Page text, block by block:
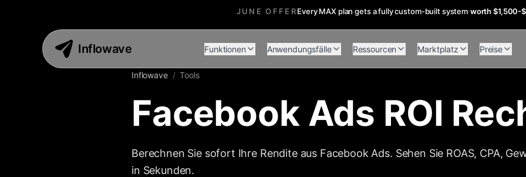
JUNE OFFEREvery MAX plan gets a fully custom-built system·worth $1,500-
Inflowave Funktionen Anwendungsfälle Ressourcen Marktplatz Preise
Inflowave / Tools
Facebook Ads ROI
Berechnen Sie sofort Ihre Rendite aus Facebook Ads. Sehen Sie ROAS, CPA,
in Sekunden.